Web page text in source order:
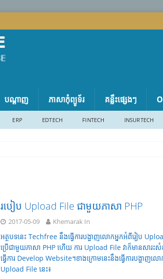
បណ្តាញ ភាសា​កុំព្យូទ័រ គន្លឹះផ្សេងៗ
ERP EDTECH FINTECH INSURTECH
របៀប​ Upload File ជាមួយភាសា PHP
2017-05-09 Khemarak In
អត្ថបទនេះ Techfree នឹងធ្វើការបង្ហាញលោកអ្នកអំពីរៀប
ប្រើជាមួយភាសា PHP ហើយ ការ Upload File វាក៏មានសារ
ធ្វើការ Develop Website។ខាងក្រោមនេះនឹងធ្វើការបង្ហាញលោ
Upload File នេះ៖